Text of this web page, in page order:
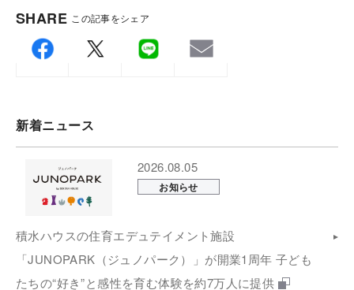
SHARE この記事をシェア
新着ニュース
2026.08.05
お知らせ
積水ハウスの住育エデュテイメント施設
「JUNOPARK（ジュノパーク）」が開業1周年 子ども
たちの“好き”と感性を育む体験を約7万人に提供